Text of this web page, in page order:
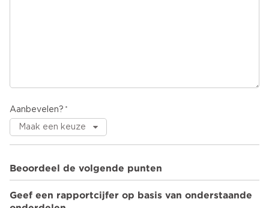
Aanbevelen?
Beoordeel de volgende punten
Geef een rapportcijfer op basis van onderstaande